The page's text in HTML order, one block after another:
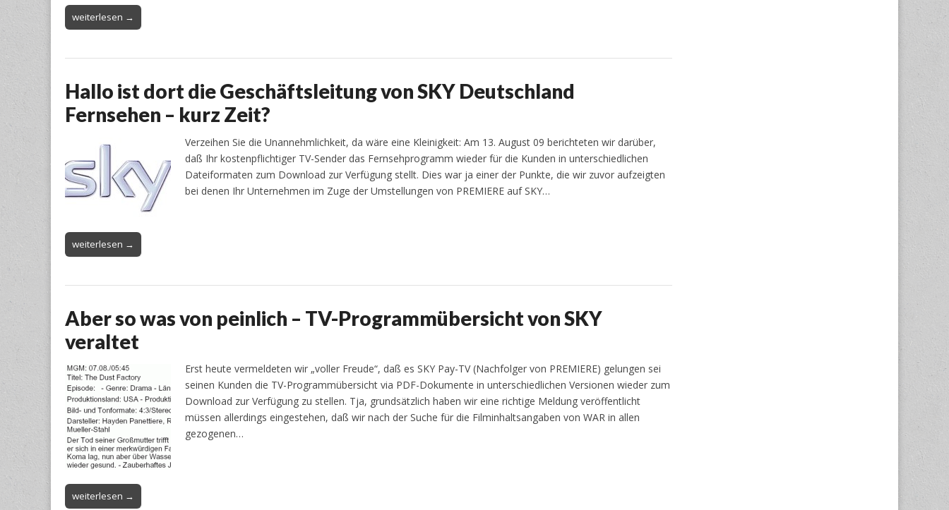
weiterlesen →
Hallo ist dort die Geschäftsleitung von SKY Deutschland
Fernsehen – kurz Zeit?
Verzeihen Sie die Unannehmlichkeit, da wäre eine Kleinigkeit: Am 13. August 09 berichteten wir darüber,
daß Ihr kostenpflichtiger TV-Sender das Fernsehprogramm wieder für die Kunden in unterschiedlichen
Dateiformaten zum Download zur Verfügung stellt. Dies war ja einer der Punkte, die wir zuvor aufzeigten
bei denen Ihr Unternehmen im Zuge der Umstellungen von PREMIERE auf SKY…
weiterlesen →
Aber so was von peinlich – TV-Programmübersicht von SKY
veraltet
Erst heute vermeldeten wir „voller Freude“, daß es SKY Pay-TV (Nachfolger von PREMIERE) gelungen sei
seinen Kunden die TV-Programmübersicht via PDF-Dokumente in unterschiedlichen Versionen wieder zum
Download zur Verfügung zu stellen. Tja, grundsätzlich haben wir eine richtige Meldung veröffentlicht
müssen allerdings eingestehen, daß wir nach der Suche für die Filminhaltsangaben von WAR in allen
gezogenen…
weiterlesen →